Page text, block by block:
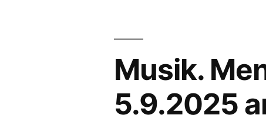
Musik.
5.9.2025